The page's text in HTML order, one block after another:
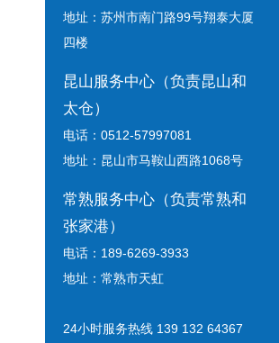
地址：苏州市南门路99号翔泰大厦
四楼
昆山服务中心（负责昆山和
太仓）
电话：0512-57997081
地址：昆山市马鞍山西路1068号
常熟服务中心（负责常熟和
张家港）
电话：189-6269-3933
地址：常熟市天虹
24小时服务热线 139 132 64367